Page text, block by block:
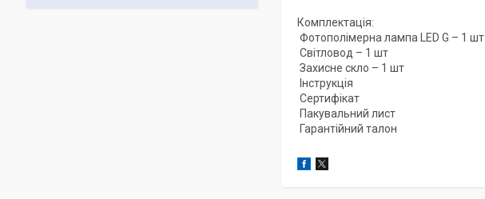
Комплектація:
Фотополімерна лампа LED G – 1 шт
Світловод – 1 шт
Захисне скло – 1 шт
Інструкція
Сертифікат
Пакувальний лист
Гарантійний талон